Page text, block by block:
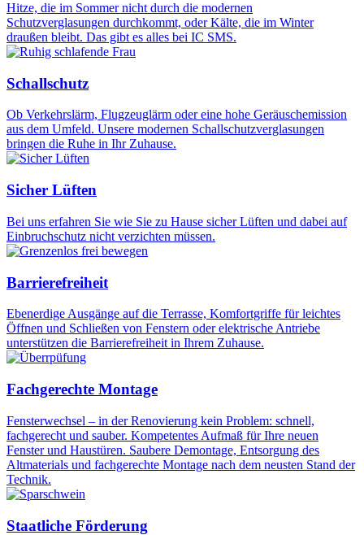
Hitze, die im Sommer nicht durch die modernen
Schutzverglasungen durchkommt, oder Kälte, die im Winter
draußen bleibt. Das gibt es alles bei IC SMS.
Schallschutz
Ob Verkehrslärm, Flugzeuglärm oder eine hohe Geräuschemission
aus dem Umfeld. Unsere modernen Schallschutzverglasungen
bringen die Ruhe in Ihr Zuhause.
Sicher Lüften
Bei uns erfahren Sie wie Sie zu Hause sicher Lüften und dabei auf
Einbruchschutz nicht verzichten müssen.
Barrierefreiheit
Ebenerdige Ausgänge auf die Terrasse, Komfortgriffe für leichtes
Öffnen und Schließen von Fenstern oder elektrische Antriebe
unterstützen die Barrierefreiheit in Ihrem Zuhause.
Fachgerechte Montage
Fensterwechsel – in der Renovierung kein Problem: schnell,
fachgerecht und sauber. Kompetentes Aufmaß für Ihre neuen
Fenster und Haustüren. Saubere Demontage, Entsorgung des
Altmaterials und fachgerechte Montage nach dem neusten Stand der
Technik.
Staatliche Förderung